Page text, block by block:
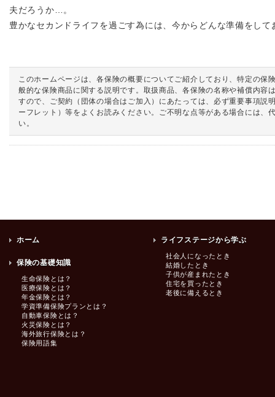
夫だろうか…。
豊かなセカンドライフを過ごす為には、今からどんな準備をし
このホームページは、各保険の概要についてご紹介しており、特定の保
般的な保険商品に関する説明です。取扱商品、各保険の名称や補償内容
すので、ご契約（団体の場合はご加入）にあたっては、必ず重要事項説
ーフレット）等をよくお読みください。ご不明な点等がある場合には、
い。
ホーム
保険の基礎知識
生命保険とは？
医療保険とは？
年金保険とは？
学資準備保険プランとは？
自動車保険とは？
火災保険とは？
海外旅行保険とは？
保険用語集
ライフステージから学ぶ
社会人になったとき
結婚したとき
子供が産まれたとき
住宅を買ったとき
老後に備えるとき